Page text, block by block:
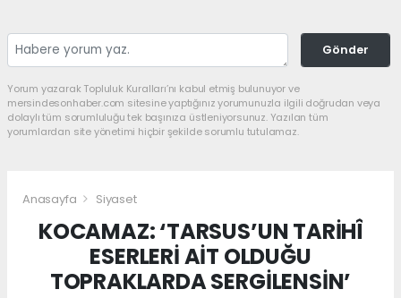
Gönder
Yorum yazarak Topluluk Kuralları’nı kabul etmiş bulunuyor ve
mersindesonhaber.com sitesine yaptığınız yorumunuzla ilgili doğrudan veya
dolaylı tüm sorumluluğu tek başınıza üstleniyorsunuz. Yazılan tüm
yorumlardan site yönetimi hiçbir şekilde sorumlu tutulamaz.
Anasayfa Siyaset
KOCAMAZ: ‘TARSUS’UN TARİHÎ
ESERLERİ AİT OLDUĞU
TOPRAKLARDA SERGİLENSİN’